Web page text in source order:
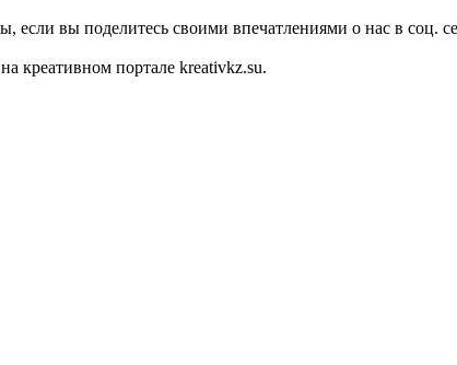
вы поделитесь своими впечатлениями о нас в соц.
креативном портале kreativkz.su.